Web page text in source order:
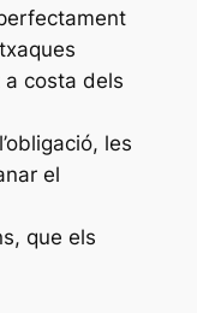
costa dels
les
el
que els